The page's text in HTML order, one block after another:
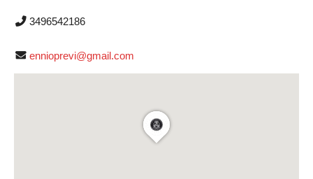
3496542186
ennioprevi@gmail.com